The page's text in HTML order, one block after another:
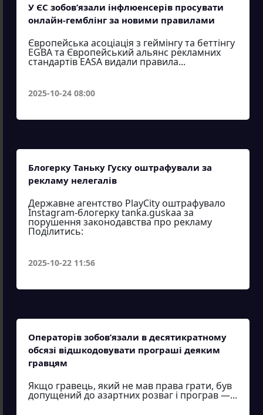
У ЄС зобов’язали інфлюенсерів просувати
онлайн-гемблінг за новими правилами
Європейська асоціація з геймінгу та беттінгу
EGBA та Європейський альянс рекламних
стандартів EASA видали правила...
2025-10-24 08:00
Блогерку Таньку Гуску оштрафували за
рекламу нелегалів
Державне агентство PlayCity оштрафувало
Instagram-блогерку tanka.guskaa за
порушення законодавства про рекламу
Поділитись:
2025-10-22 11:56
Операторів зобов’язали в десятикратному
обсязі відшкодовувати програші деяким
гравцям
Якщо гравець, який не мав права грати, був
допущений до азартних розваг і програв —...